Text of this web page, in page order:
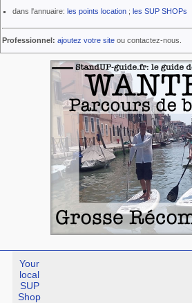
dans l'annuaire: les points location ; les SUP SHOPs
Professionnel: ajoutez votre site ou contactez-nous.
Your
local
SUP
Shop